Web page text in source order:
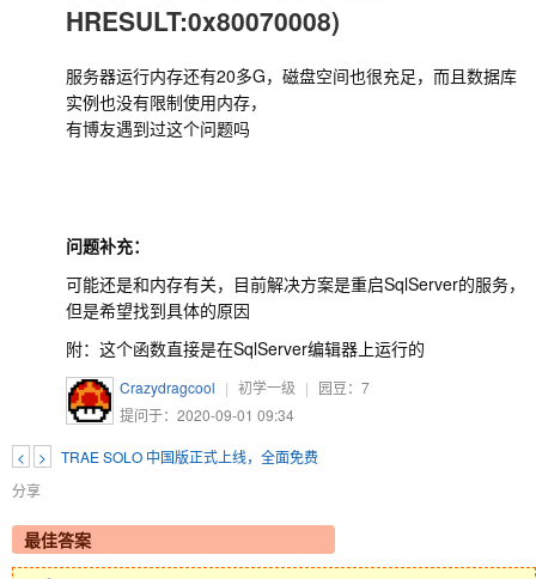
HRESULT:0x80070008)
服务器运行内存还有20多G，磁盘空间也很充足，而且数据库
实例也没有限制使用内存，
有博友遇到过这个问题吗
问题补充：
可能还是和内存有关，目前解决方案是重启SqlServer的服务，
但是希望找到具体的原因
附：这个函数直接是在SqlServer编辑器上运行的
Crazydragcool | 初学一级 | 园豆： 7
提问于：2020-09-01 09:34
< >
TRAE SOLO 中国版正式上线，全面免费
分享
最佳答案